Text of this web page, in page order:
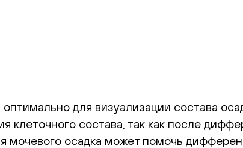
для визуализации состава
клеточного состава, так как после
мочевого осадка может помочь